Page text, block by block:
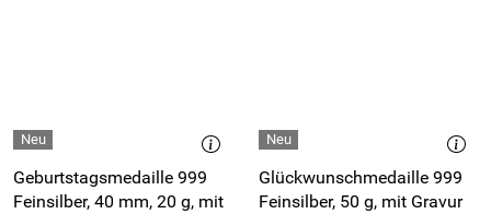
Geburtstagsmedaille 999
Feinsilber, 40 mm, 20 g, mit
Glückwunschmedaille 999
Feinsilber, 50 g, mit Gravur